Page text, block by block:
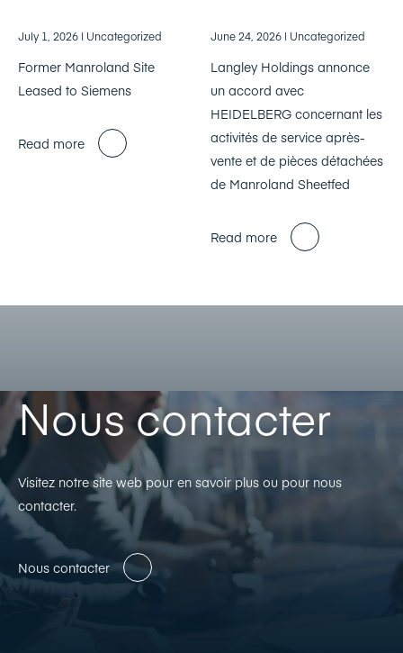
July 1, 2026 | Uncategorized
Former Manroland Site
Leased to Siemens
Read more
June 24, 2026 | Uncategorized
Langley Holdings annonce
un accord avec
HEIDELBERG concernant les
activités de service après-
vente et de pièces détachées
de Manroland Sheetfed
Read more
Nous contacter
Visitez notre site web pour en savoir plus ou pour nous
contacter.
Nous contacter